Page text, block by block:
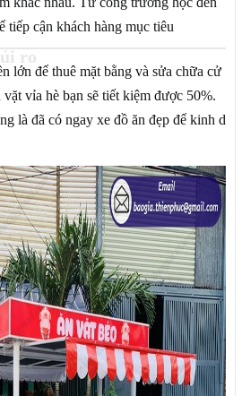
tiếp cận khách hàng mục tiêu
ro
lớn để thuê mặt bằng và sửa chữa cử
vỉa hè bạn sẽ tiết kiệm được 50%.
là đã có ngay xe đồ ăn đẹp để kinh d